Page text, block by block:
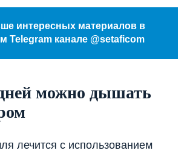
интересных материалов в
Telegram канале @setaficom
можно дышать
лечится с использованием